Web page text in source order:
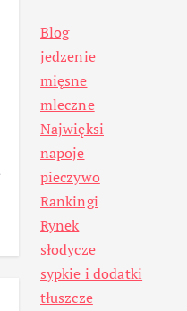
Blog
jedzenie
mięsne
mleczne
Najwięksi
napoje
pieczywo
Rankingi
Rynek
słodycze
sypkie i dodatki
tłuszcze